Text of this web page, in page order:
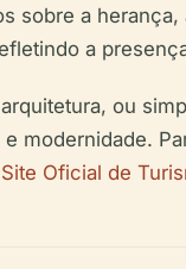
sobre a
a
ou
modernidade.
Site Oficial de